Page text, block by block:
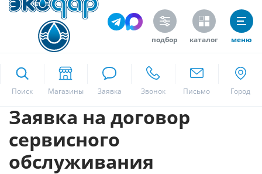
подбор каталог меню
Поиск
Москва
Заявка на договор
сервисного
обслуживания